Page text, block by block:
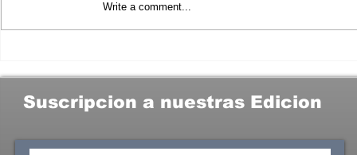
EL ES IVAN ALFREDO DZUL CABAÑAS
Write a comment...
Suscripcion a nuestras Edicion